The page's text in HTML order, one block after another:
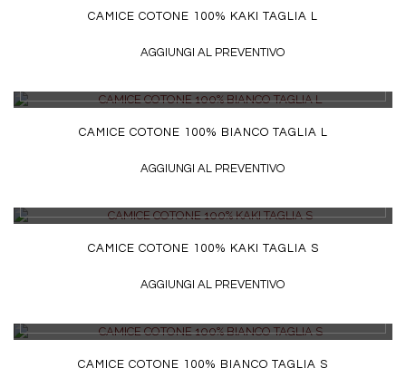
CAMICE COTONE 100% KAKI TAGLIA L
AGGIUNGI AL PREVENTIVO
CAMICE COTONE 100% BIANCO TAGLIA L
AGGIUNGI AL PREVENTIVO
CAMICE COTONE 100% KAKI TAGLIA S
AGGIUNGI AL PREVENTIVO
CAMICE COTONE 100% BIANCO TAGLIA S